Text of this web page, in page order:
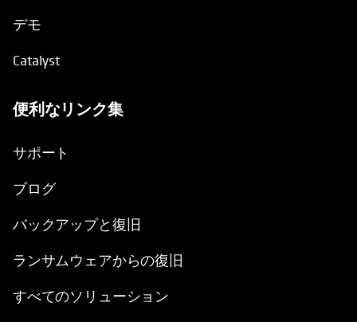
デモ
Catalyst
便利なリンク集
サポート
ブログ
バックアップと復旧
ランサムウェアからの復旧
すべてのソリューション